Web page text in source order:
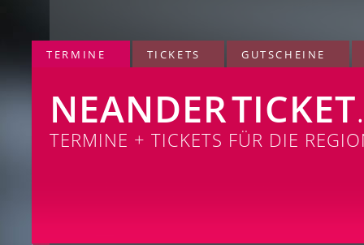
TERMINE TICKETS GUTSCHEINE
NEANDERTICKET
TERMINE + TICKETS FÜR DIE